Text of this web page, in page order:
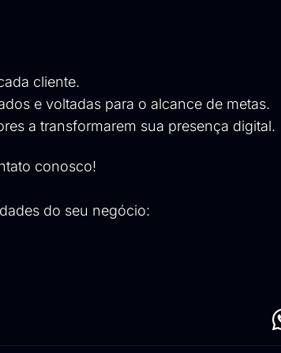
cliente.
e voltadas para o alcance de metas.
a transformarem sua presença digital.
conosco!
do seu negócio: